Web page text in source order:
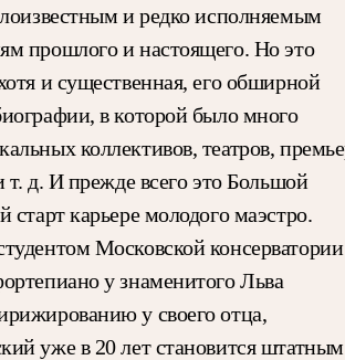
и редко исполняемым
прошлого и настоящего. Но это
и существенная, его обширной
в которой было много
коллективов, театров,
т. д. И прежде всего это Большой
старт карьере молодого маэстро.
Московской консерватории
у знаменитого Льва
у своего отца,
уже в 20 лет становится штатным